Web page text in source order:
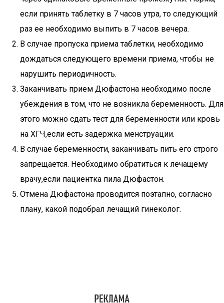
если принять таблетку в 7 часов утра, то следующий
раз ее необходимо выпить в 7 часов вечера.
В случае пропуска приема таблетки, необходимо
дождаться следующего времени приема, чтобы не
нарушить периодичность.
Заканчивать прием Дюфастона необходимо после
убеждения в том, что не возникла беременность. Для
этого можно сдать тест для беременности или кровь
на ХГЧ,если есть задержка менструации.
В случае беременности, заканчивать пить его строго
запрещается. Необходимо обратиться к лечащему
врачу,если пациентка пила Дюфастон.
Отмена Дюфастона проводится поэтапно, согласно
плану, какой подобрал лечащий гинеколог.